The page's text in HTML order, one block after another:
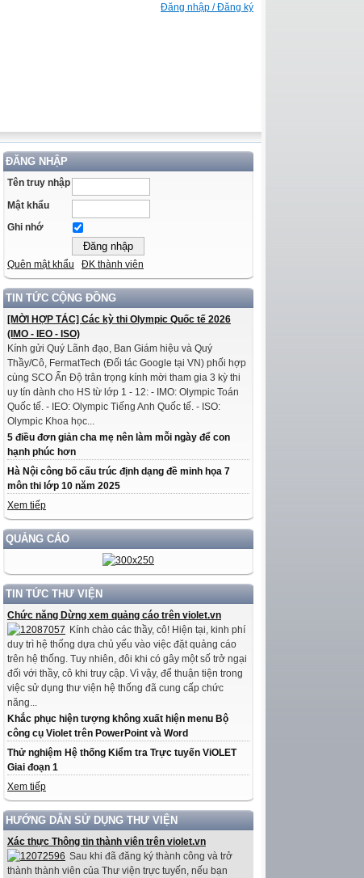
Đăng nhập / Đăng ký
ĐĂNG NHẬP
Tên truy nhập
Mật khẩu
Ghi nhớ
Quên mật khẩu ĐK thành viên
TIN TỨC CỘNG ĐỒNG
[MỜI HỢP TÁC] Các kỳ thi Olympic Quốc tế 2026
(IMO - IEO - ISO)
Kính gửi Quý Lãnh đạo, Ban Giám hiệu và Quý
Thầy/Cô, FermatTech (Đối tác Google tại VN) phối hợp
cùng SCO Ấn Độ trân trọng kính mời tham gia 3 kỳ thi
uy tín dành cho HS từ lớp 1 - 12: - IMO: Olympic Toán
Quốc tế. - IEO: Olympic Tiếng Anh Quốc tế. - ISO:
Olympic Khoa học...
5 điều đơn giản cha mẹ nên làm mỗi ngày để con
hạnh phúc hơn
Hà Nội công bố cấu trúc định dạng đề minh họa 7
môn thi lớp 10 năm 2025
Xem tiếp
QUẢNG CÁO
TIN TỨC THƯ VIỆN
Chức năng Dừng xem quảng cáo trên violet.vn
Kính chào các thầy, cô! Hiện tại, kinh phí
duy trì hệ thống dựa chủ yếu vào việc đặt quảng cáo
trên hệ thống. Tuy nhiên, đôi khi có gây một số trở ngại
đối với thầy, cô khi truy cập. Vì vậy, để thuận tiện trong
việc sử dụng thư viện hệ thống đã cung cấp chức
năng...
Khắc phục hiện tượng không xuất hiện menu Bộ
công cụ Violet trên PowerPoint và Word
Thử nghiệm Hệ thống Kiểm tra Trực tuyến ViOLET
Giai đoạn 1
Xem tiếp
HƯỚNG DẪN SỬ DỤNG THƯ VIỆN
Xác thực Thông tin thành viên trên violet.vn
Sau khi đã đăng ký thành công và trở
thành thành viên của Thư viện trực tuyến, nếu bạn